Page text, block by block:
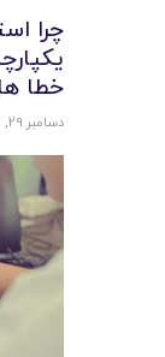
چرا
خطا
دسامبر 29, 2025